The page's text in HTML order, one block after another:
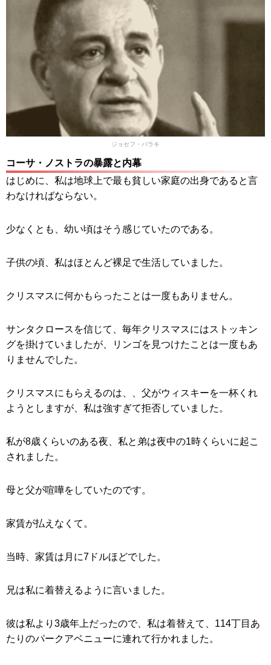
ジョセフ・バラキ
コーサ・ノストラの暴露と内幕
はじめに、私は地球上で最も貧しい家庭の出身であると言
わなければならない。
少なくとも、幼い頃はそう感じていたのである。
子供の頃、私はほとんど裸足で生活していました。
クリスマスに何かもらったことは一度もありません。
サンタクロースを信じて、毎年クリスマスにはストッキン
グを掛けていましたが、リンゴを見つけたことは一度もあ
りませんでした。
クリスマスにもらえるのは、、父がウィスキーを一杯くれ
ようとしますが、私は強すぎて拒否していました。
私が8歳くらいのある夜、私と弟は夜中の1時くらいに起こ
されました。
母と父が喧嘩をしていたのです。
家賃が払えなくて。
当時、家賃は月に7ドルほどでした。
兄は私に着替えるように言いました。
彼は私より3歳年上だったので、私は着替えて、114丁目あ
たりのパークアベニューに連れて行かれました。